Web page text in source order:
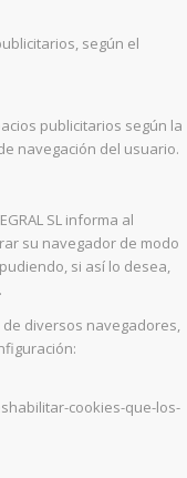
según el
publicitarios según la
navegación del usuario.
SL informa al
su navegador de modo
si así lo desea,
diversos navegadores,
cookies-que-los-